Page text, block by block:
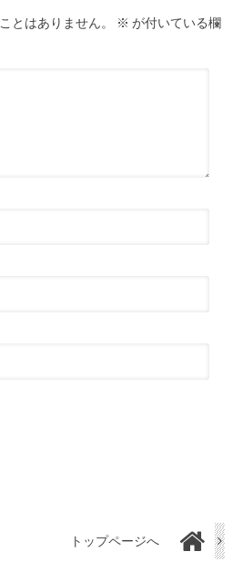
とはありません。 ※ が付いている欄
トップページへ